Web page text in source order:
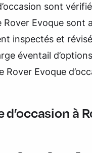
sont
Rover Evoque sont
inspectés et
éventail
Evoque
d’occasion à